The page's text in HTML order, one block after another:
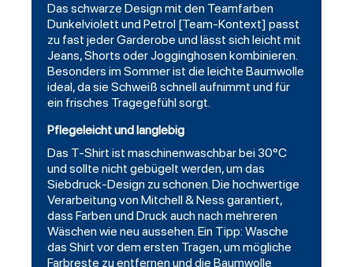
Das schwarze Design mit den Teamfarben
Dunkelviolett und Petrol [Team-Kontext] passt
zu fast jeder Garderobe und lässt sich leicht mit
Jeans,Shorts oder Jogginghosen kombinieren.
Besonders im Sommer ist die leichte Baumwolle
ideal, da sie Schweiß schnell aufnimmt und für
ein frisches Tragegefühl sorgt.
Pflegeleicht und langlebig
Das T-Shirt ist maschinenwaschbar bei 30°C
und sollte nicht gebügelt werden, um das
Siebdruck-Design zu schonen. Die hochwertige
Verarbeitung von Mitchell & Ness garantiert,
dass Farben und Druck auch nach mehreren
Wäschen wie neu aussehen. Ein Tipp: Wasche
das Shirt vor dem ersten Tragen, um mögliche
Farbreste zu entfernen und die Baumwolle